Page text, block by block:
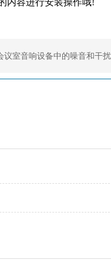
内容进行安装操作哦!
议室音响设备中的噪音和干